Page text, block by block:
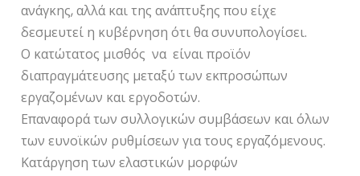
ανάγκης, αλλά και της ανάπτυξης που είχε
δεσμευτεί η κυβέρνηση ότι θα συνυπολογίσει.
Ο κατώτατος μισθός να είναι προϊόν
διαπραγμάτευσης μεταξύ των εκπροσώπων
εργαζομένων και εργοδοτών.
Επαναφορά των συλλογικών συμβάσεων και όλων
των ευνοϊκών ρυθμίσεων για τους εργαζόμενους.
Κατάργηση των ελαστικών μορφών